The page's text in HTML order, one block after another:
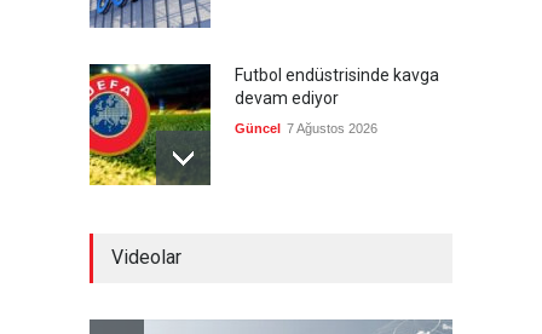
Futbol endüstrisinde kavga
devam ediyor
Güncel 7 Ağustos 2026
Videolar